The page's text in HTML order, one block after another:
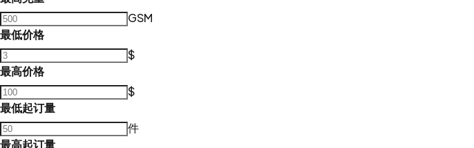
GSM
最低价格
$
最高价格
$
最低起订量
件
最高起订量